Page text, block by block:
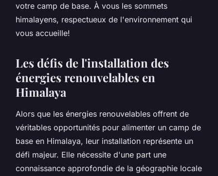
votre camp de base. À vous les sommets
himalayens, respectueux de l'environnement qui
vous accueille!
Les défis de l'installation des
énergies renouvelables en
Himalaya
Alors que les énergies renouvelables offrent de
véritables opportunités pour alimenter un camp de
base en Himalaya, leur installation représente un
défi majeur. Elle nécessite d'une part une
connaissance approfondie de la géographie locale